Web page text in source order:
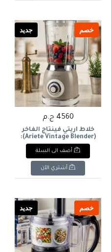
Combines trendy Italian
design with powerful
3في1،500وات،سعة1.5لتر،مع2مطحنةللعصائروالتوابل
خصم جديد
4560 ج.م
خلاط أريتي فينتاج الفاخر
(Ariete Vintage Blender):
سحر نيكولاي القديم ،
ومزود بدور زجاجي ثقيل
ومقاوم 1.5 لتر مع شفرات
أحمراري The luxurious
Ariete Vintage Blender:
jug with red blades.
أضف الى السلة
أشتري الآن
خصم جديد